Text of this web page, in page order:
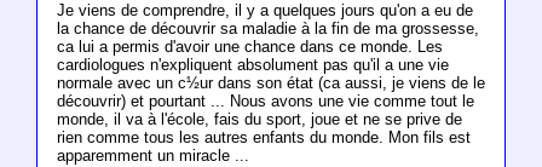
Je viens de comprendre, il y a quelques jours qu'on a eu de
la chance de découvrir sa maladie à la fin de ma grossesse,
ca lui a permis d'avoir une chance dans ce monde. Les
cardiologues n'expliquent absolument pas qu'il a une vie
normale avec un c½ur dans son état (ca aussi, je viens de le
découvrir) et pourtant ... Nous avons une vie comme tout le
monde, il va à l'école, fais du sport, joue et ne se prive de
rien comme tous les autres enfants du monde. Mon fils est
apparemment un miracle ...